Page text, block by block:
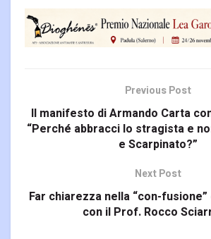
Previous Post
Il manifesto di Armando Carta
“Perché abbracci lo stragista e
e Scarpinato?”
Next Post
Far chiarezza nella “con-
con il Prof. Rocco